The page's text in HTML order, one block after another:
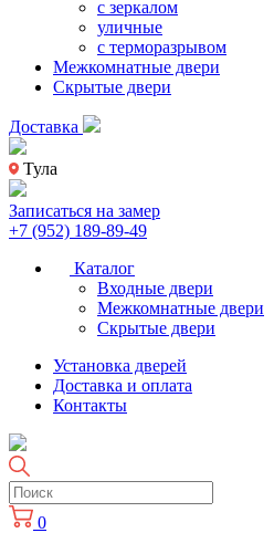
с зеркалом
уличные
с терморазрывом
Межкомнатные двери
Скрытые двери
Доставка
Тула
Записаться на замер
+7 (952) 189-89-49
Каталог
Входные двери
Межкомнатные двери
Скрытые двери
Установка дверей
Доставка и оплата
Контакты
0